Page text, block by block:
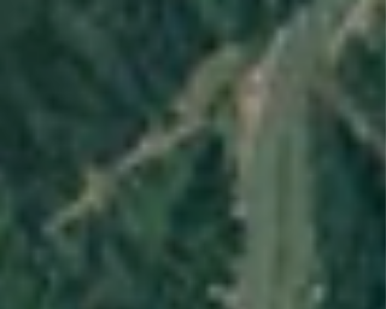
野 J0097♂ 2018.11.28.16:00現在 兵庫県豊岡市